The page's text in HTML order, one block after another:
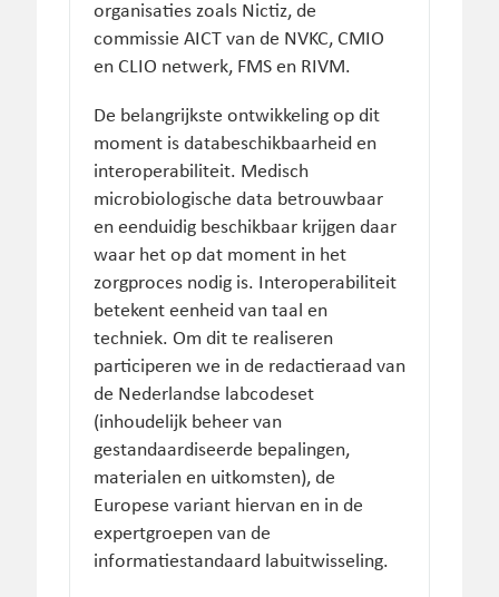
organisaties zoals Nictiz, de
commissie AICT van de NVKC, CMIO
en CLIO netwerk, FMS en RIVM.
De belangrijkste ontwikkeling op dit
moment is databeschikbaarheid en
interoperabiliteit. Medisch
microbiologische data betrouwbaar
en eenduidig beschikbaar krijgen daar
waar het op dat moment in het
zorgproces nodig is. Interoperabiliteit
betekent eenheid van taal en
techniek. Om dit te realiseren
participeren we in de redactieraad van
de Nederlandse labcodeset
(inhoudelijk beheer van
gestandaardiseerde bepalingen,
materialen en uitkomsten), de
Europese variant hiervan en in de
expertgroepen van de
informatiestandaard labuitwisseling.